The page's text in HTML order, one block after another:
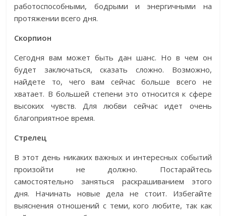
работоспособными, бодрыми и энергичными на
протяжении всего дня.
Скорпион
Сегодня вам может быть дан шанс. Но в чем он
будет заключаться, сказать сложно. Возможно,
найдете то, чего вам сейчас больше всего не
хватает. В большей степени это относится к сфере
высоких чувств. Для любви сейчас идет очень
благоприятное время.
Стрелец
В этот день никаких важных и интересных событий
произойти не должно. Постарайтесь
самостоятельно заняться раскрашиванием этого
дня. Начинать новые дела не стоит. Избегайте
выяснения отношений с теми, кого любите, так как